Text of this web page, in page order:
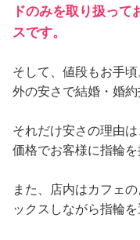
ドのみを取り扱って
スです。
そして、値段もお手
外の安さで結婚・婚約
それだけ安さの理由
価格でお客様に指輪を
また、店内はカフェ
ックスしながら指輪